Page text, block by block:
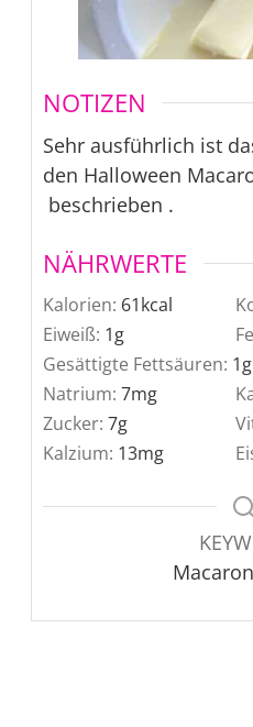
NOTIZEN
Sehr ausführlich ist
den Halloween
beschrieben .
NÄHRWERTE
Kalorien: 61kcal
Eiweiß: 1g
Gesättigte Fettsäuren: 1g
Natrium: 7mg
Zucker: 7g
Kalzium: 13mg